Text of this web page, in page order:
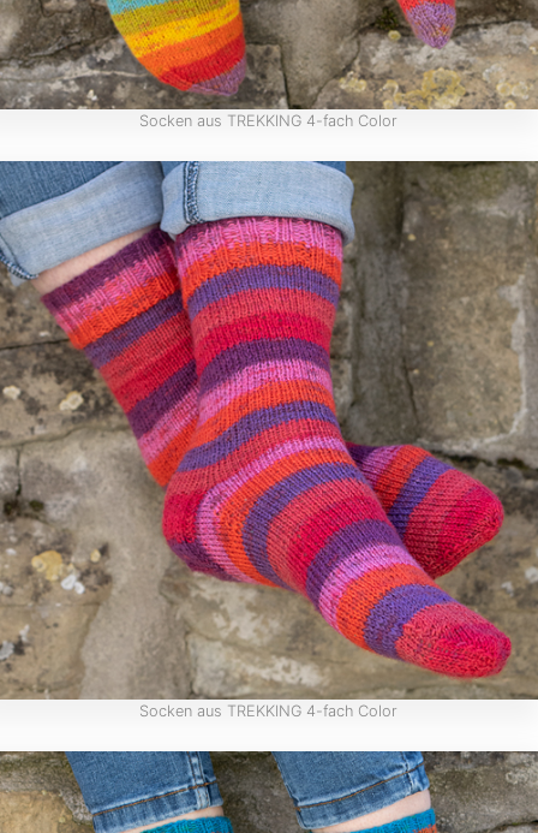
Socken aus TREKKING 4-fach Color
Socken aus TREKKING 4-fach Color